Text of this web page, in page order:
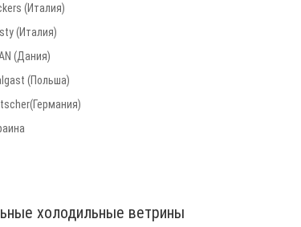
(Италия)
(Италия)
(Дания)
(Польша)
холодильные ветрины